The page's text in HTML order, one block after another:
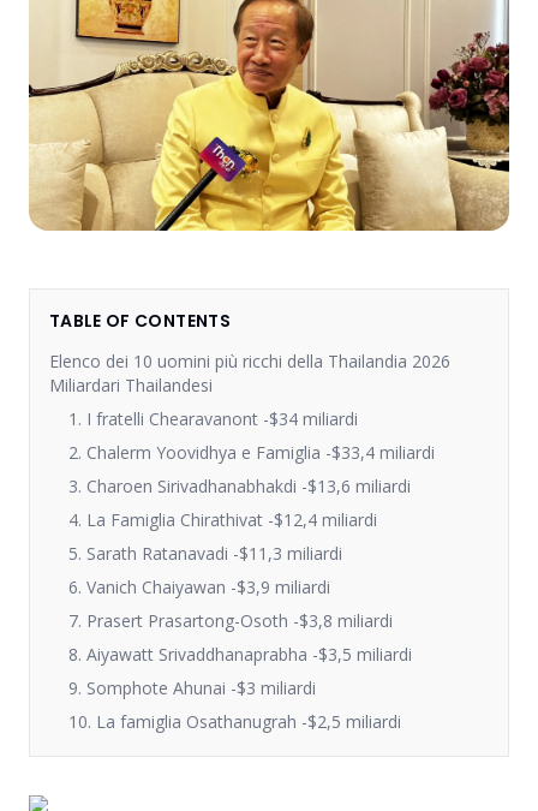
TABLE OF CONTENTS
Elenco dei 10 uomini più ricchi della Thailandia 2026
Miliardari Thailandesi
1. I fratelli Chearavanont -$34 miliardi
2. Chalerm Yoovidhya e Famiglia -$33,4 miliardi
3. Charoen Sirivadhanabhakdi -$13,6 miliardi
4. La Famiglia Chirathivat -$12,4 miliardi
5. Sarath Ratanavadi -$11,3 miliardi
6. Vanich Chaiyawan -$3,9 miliardi
7. Prasert Prasartong-Osoth -$3,8 miliardi
8. Aiyawatt Srivaddhanaprabha -$3,5 miliardi
9. Somphote Ahunai -$3 miliardi
10. La famiglia Osathanugrah -$2,5 miliardi